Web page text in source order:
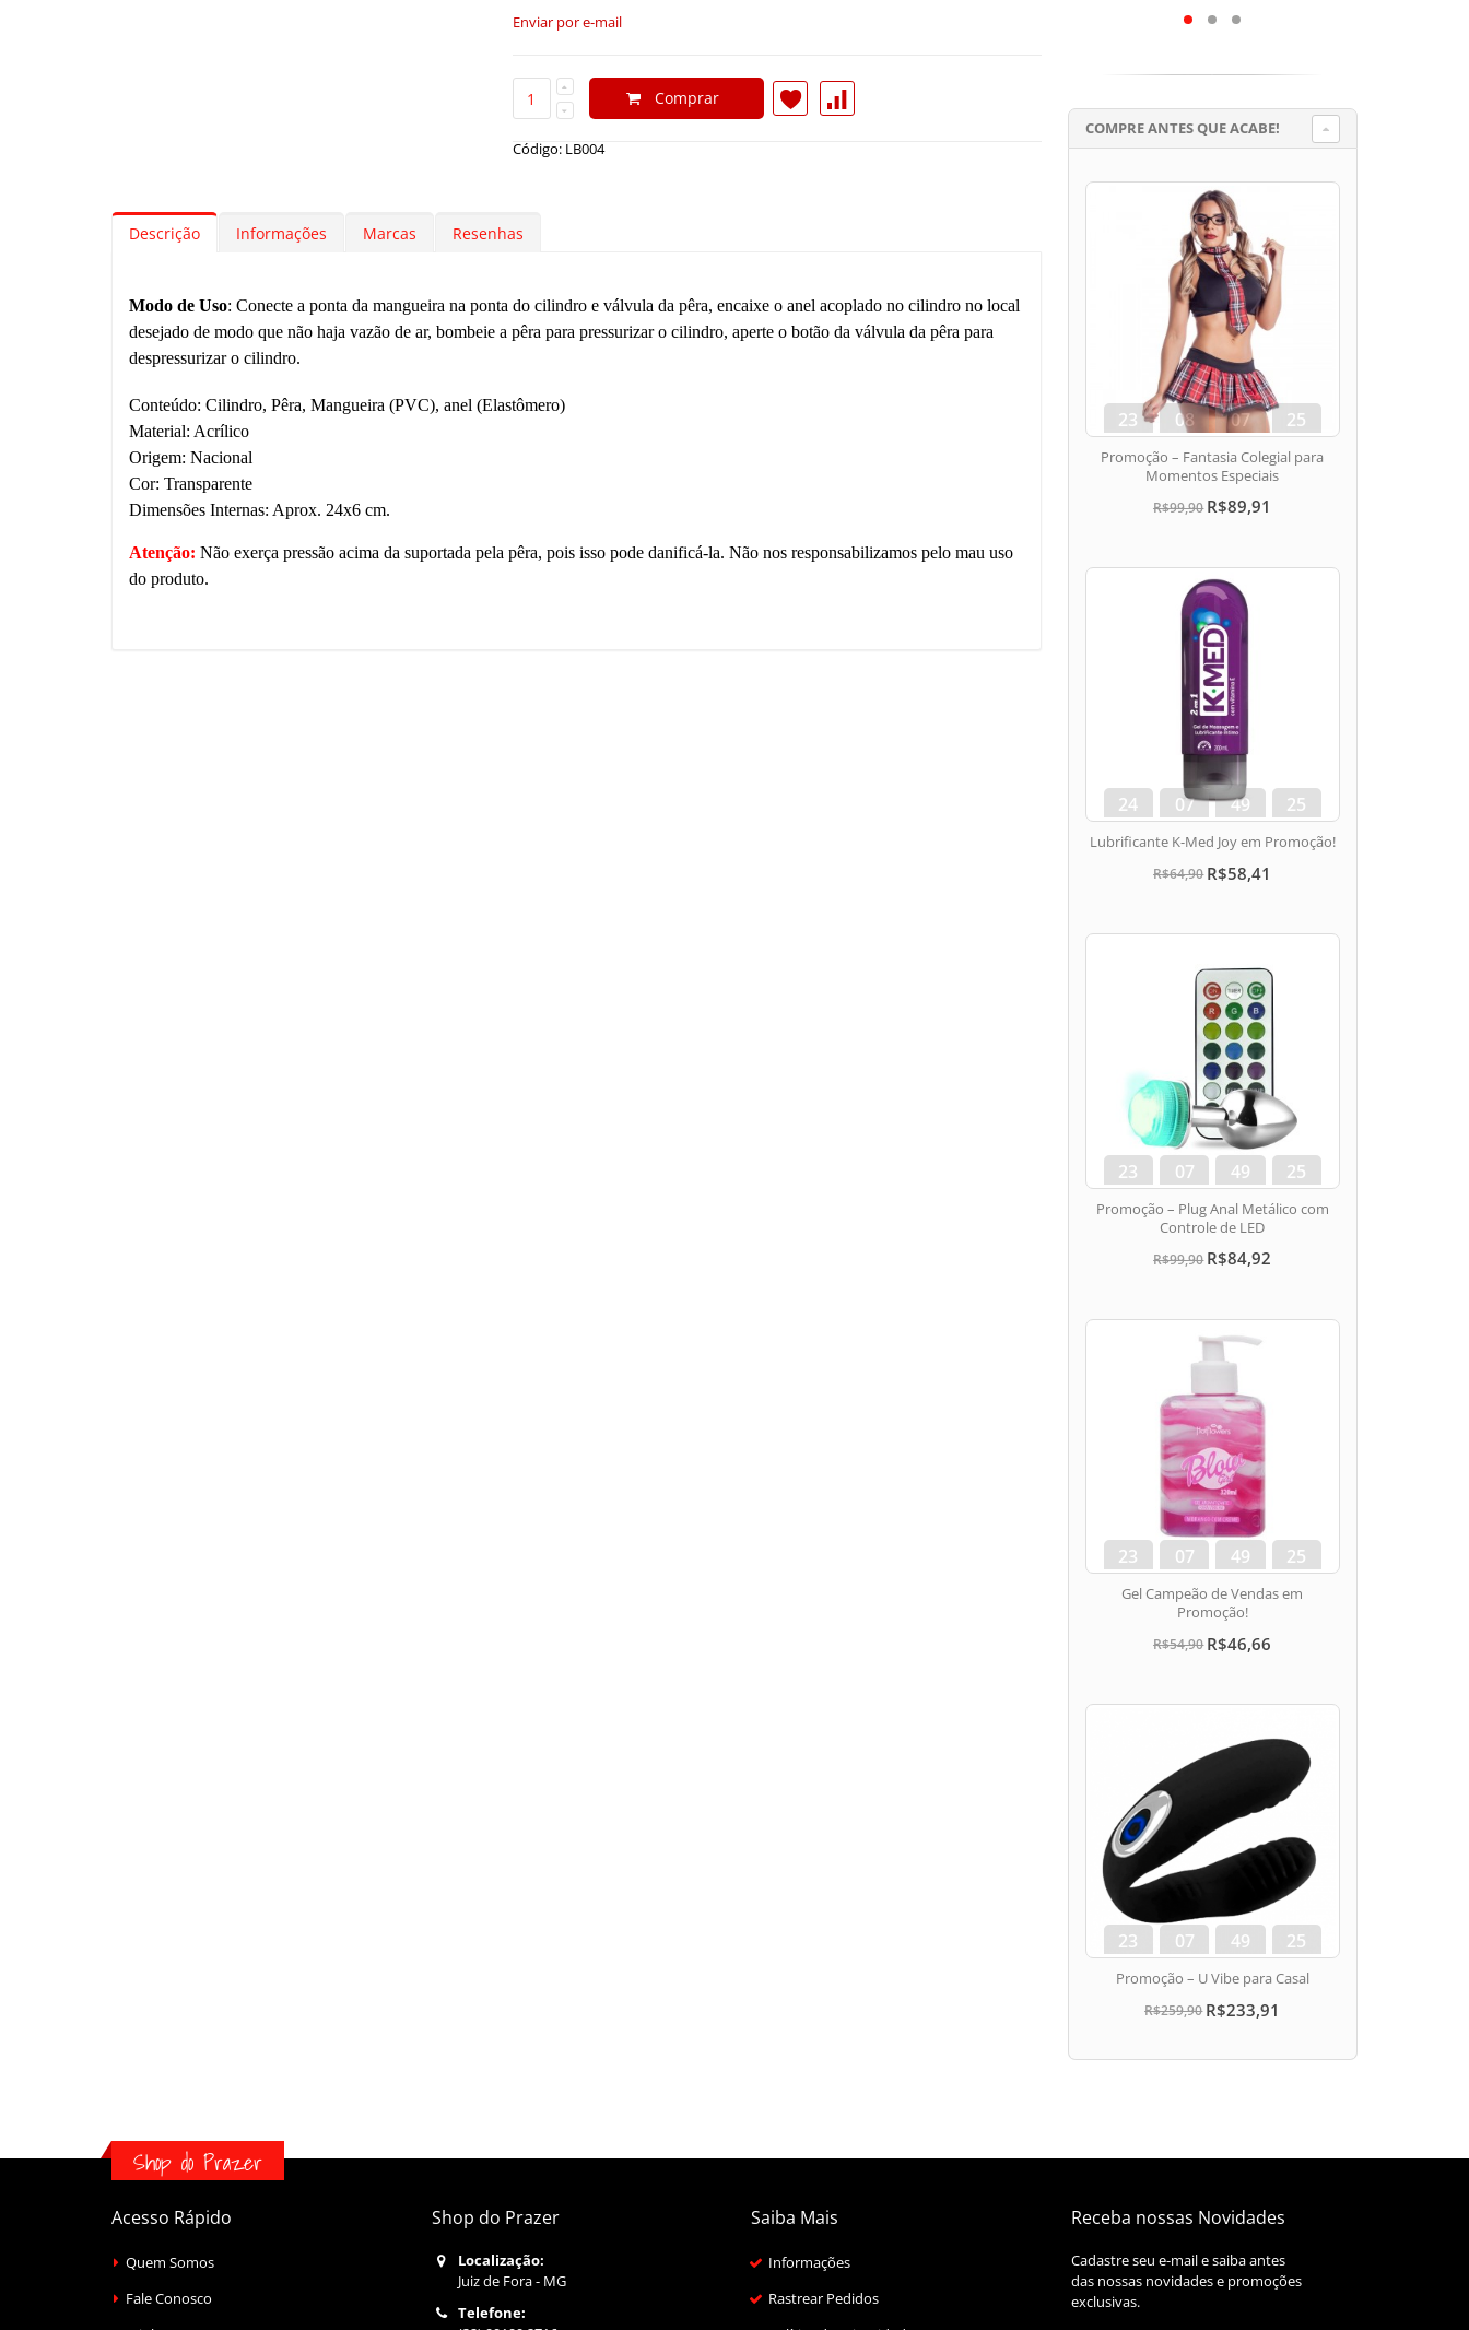
Enviar por e-mail
Comprar
Código: LB004
Descrição Informações Marcas Resenhas
Modo de Uso: Conecte a ponta da mangueira na ponta do cilindro e válvula da pêra, encaixe o anel acoplado no cilindro no local
desejado de modo que não haja vazão de ar, bombeie a pêra para pressurizar o cilindro, aperte o botão da válvula da pêra para
despressurizar o cilindro.
Conteúdo: Cilindro, Pêra, Mangueira (PVC), anel (Elastômero)
Material: Acrílico
Origem: Nacional
Cor: Transparente
Dimensões Internas: Aprox. 24x6 cm.
Atenção: Não exerça pressão acima da suportada pela pêra, pois isso pode danificá-la. Não nos responsabilizamos pelo mau uso
do produto.
COMPRE ANTES QUE ACABE!
23
dias
08
hora
07
min
24
seg
Promoção – Fantasia Colegial para
Momentos Especiais
R$99,90 R$89,91
24
dias
07
hora
49
min
24
seg
Lubrificante K-Med Joy em Promoção!
R$64,90 R$58,41
23
dias
07
hora
49
min
24
seg
Promoção – Plug Anal Metálico com
Controle de LED
R$99,90 R$84,92
23
dias
07
hora
49
min
24
seg
Gel Campeão de Vendas em
Promoção!
R$54,90 R$46,66
23
dias
07
hora
49
min
24
seg
Promoção – U Vibe para Casal
R$259,90 R$233,91
Shop do Prazer
Acesso Rápido
Quem Somos
Fale Conosco
Shop do Prazer
Localização:
Juiz de Fora - MG
Telefone:
Saiba Mais
Informações
Rastrear Pedidos
Receba nossas Novidades
Cadastre seu e-mail e saiba antes
das nossas novidades e promoções
exclusivas.